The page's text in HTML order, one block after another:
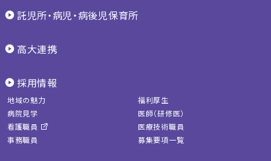
託児所・病児・病後児保育所
高大連携
採用情報
地域の魅力
福利厚生
病院見学
医師（研修医）
看護職員
医療技術職員
事務職員
募集要項一覧